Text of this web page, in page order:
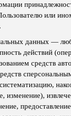
или
данных —
действий
средств
изменение),